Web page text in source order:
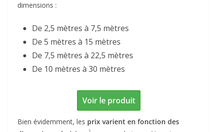
dimensions :
De 2,5 mètres à 7,5 mètres
De 5 mètres à 15 mètres
De 7,5 mètres à 22,5 mètres
De 10 mètres à 30 mètres
Voir le produit
Bien évidemment, les prix varient en fonction des